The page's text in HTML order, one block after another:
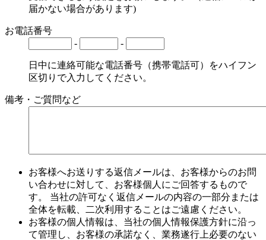
届かない場合があります)
お電話番号
-
-
日中に連絡可能な電話番号（携帯電話可）をハイフン
区切りで入力してください。
備考・ご質問など
お客様へお送りする返信メールは、お客様からのお問
い合わせに対して、お客様個人にご回答するもので
す。 当社の許可なく返信メールの内容の一部分または
全体を転載、二次利用することはご遠慮ください。
お客様の個人情報は、当社の個人情報保護方針に沿っ
て管理し、お客様の承諾なく、業務遂行上必要のない